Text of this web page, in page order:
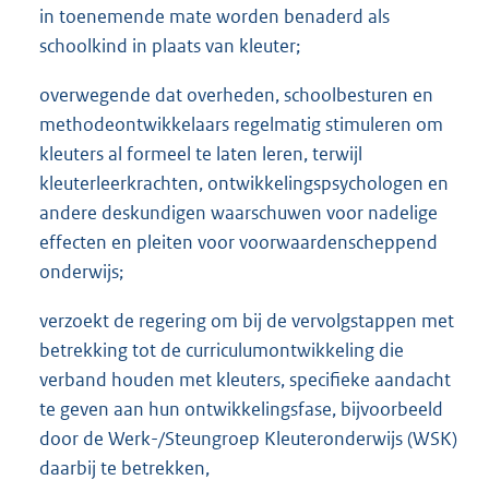
in toenemende mate worden benaderd als
schoolkind in plaats van kleuter;
overwegende dat overheden, schoolbesturen en
methodeontwikkelaars regelmatig stimuleren om
kleuters al formeel te laten leren, terwijl
kleuterleerkrachten, ontwikkelingspsychologen en
andere deskundigen waarschuwen voor nadelige
effecten en pleiten voor voorwaardenscheppend
onderwijs;
verzoekt de regering om bij de vervolgstappen met
betrekking tot de curriculumontwikkeling die
verband houden met kleuters, specifieke aandacht
te geven aan hun ontwikkelingsfase, bijvoorbeeld
door de Werk-/Steungroep Kleuteronderwijs (WSK)
daarbij te betrekken,